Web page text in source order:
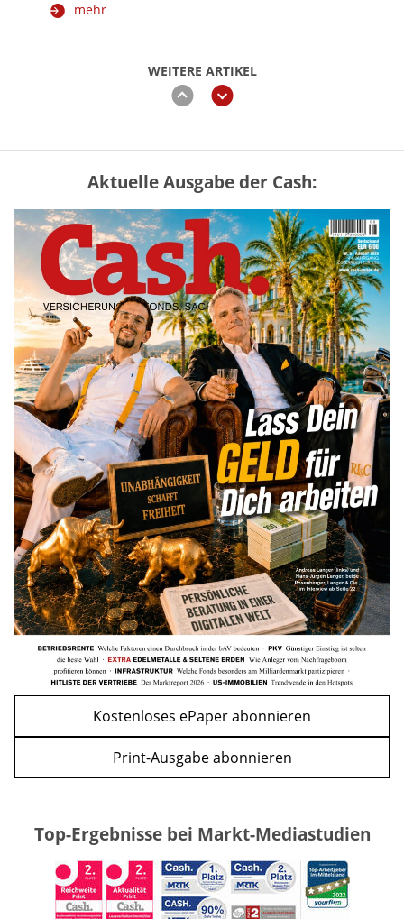
WEITERE ARTIKEL
zurückweiter
mehr
WEITERE ARTIKEL
zurückweiter
„Jung kauft Alt“ 2026: Neue Förderung im
Überblick – Tabelle mit Kreditbeträgen
und Einkommensgrenzen
mehr
Mütterrente III Tabelle: So viel Renten-
Nachzahlung ist pro Kind möglich
mehr
Apple-Aktie nach Quartalszahlen: Ist der
Kursrückgang jetzt eine Kaufchance?
mehr
Aktuelle Ausgabe der Cash:
Kostenloses ePaper abonnieren
Print-Ausgabe abonnieren
Top-Ergebnisse bei Markt-Mediastudien